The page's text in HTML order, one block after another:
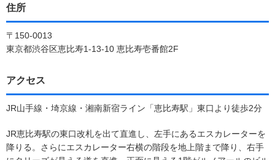
住所
〒150-0013
東京都渋谷区恵比寿1-13-10 恵比寿壱番館2F
アクセス
JR山手線・埼京線・湘南新宿ライン「恵比寿駅」東口より徒歩2分
JR恵比寿駅の東口改札を出て直進し、左手にあるエスカレーターを
降りる。さらにエスカレーター右横の階段を地上階まで降り、右手